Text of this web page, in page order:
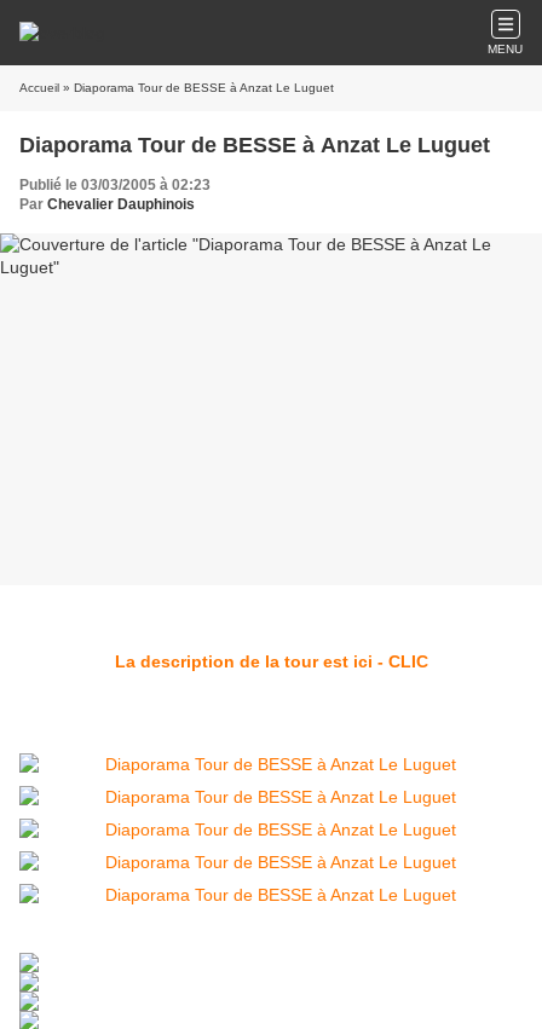
MENU
Accueil » Diaporama Tour de BESSE à Anzat Le Luguet
Diaporama Tour de BESSE à Anzat Le Luguet
Publié le 03/03/2005 à 02:23
Par Chevalier Dauphinois
La description de la tour est ici - CLIC